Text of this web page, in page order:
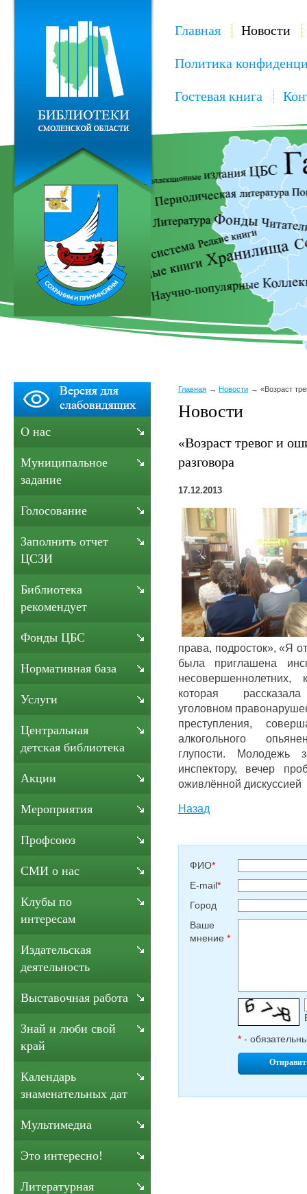
Главная Новости
Политика
Гостевая книга
Главная Новости «Возраст
Новости
«Возраст тревог и
разговора
17.12.2013
права, подросток», «Я
была приглашена
которая
уголовном
преступления,
алкогольного
глупости. Молодежь
инспектору, вечер
оживлённой дискуссией
Назад
ФИО*
E-mail*
Город
Ваше
мнение *
* -
О нас
Муниципальное
задание
Голосование
Заполнить отчет
ЦСЗИ
Библиотека
рекомендует
Фонды ЦБС
Нормативная база
Услуги
Центральная
детская библиотека
Акции
Мероприятия
Профсоюз
СМИ о нас
Клубы по
интересам
Издательская
деятельность
Выставочная работа
Знай и люби свой
край
Календарь
знаменательных дат
Мультимедиа
Это интересно!
Литературная